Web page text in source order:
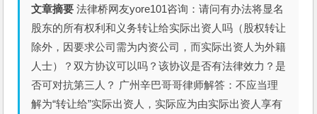
文章摘要 法律桥网友yore101咨询：请问有办法将显名
股东的所有权利和义务转让给实际出资人吗（股权转让
除外，因要求公司需为内资公司，而实际出资人为外籍
人士）？双方协议可以吗？该协议是否有法律效力？是
否可对抗第三人？ 广州辛巴哥哥律师解答：不应当理
解为“转让给”实际出资人，实际应为由实际出资人享有